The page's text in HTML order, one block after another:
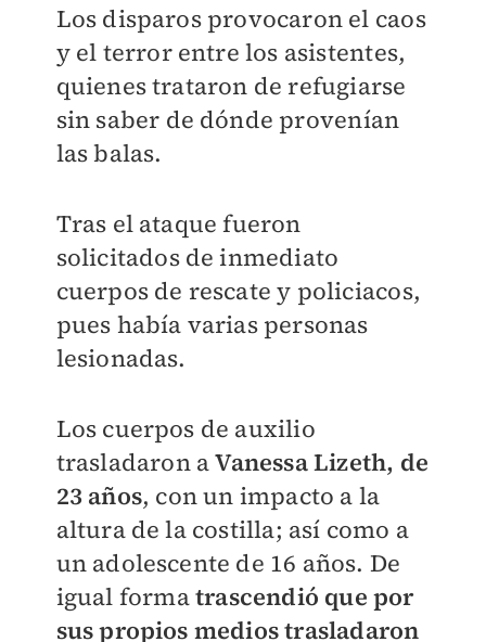
Los disparos provocaron el caos
y el terror entre los asistentes,
quienes trataron de refugiarse
sin saber de dónde provenían
las balas.
Tras el ataque fueron
solicitados de inmediato
cuerpos de rescate y policiacos,
pues había varias personas
lesionadas.
Los cuerpos de auxilio
trasladaron aVanessa Lizeth, de
23 años, con un impacto a la
altura de la costilla; así como a
un adolescente de 16 años. De
igual formatrascendió que por
sus propios medios trasladaron